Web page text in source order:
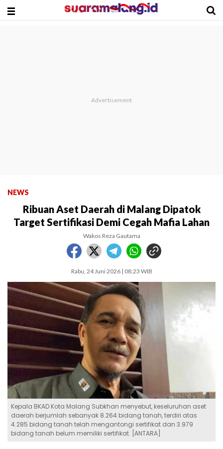
NEWS
Ribuan Aset Daerah di Malang Dipatok
Target Sertifikasi Demi Cegah Mafia Lahan
Wakos Reza Gautama
Rabu, 24 Juni 2026 | 08:23 WIB
Kepala BKAD Kota Malang Subkhan menyebut, keseluruhan aset
daerah berjumlah sebanyak 8.264 bidang tanah, terdiri atas
4.285 bidang tanah telah mengantongi sertifikat dan 3.979
bidang tanah belum memiliki sertifikat. [ANTARA]